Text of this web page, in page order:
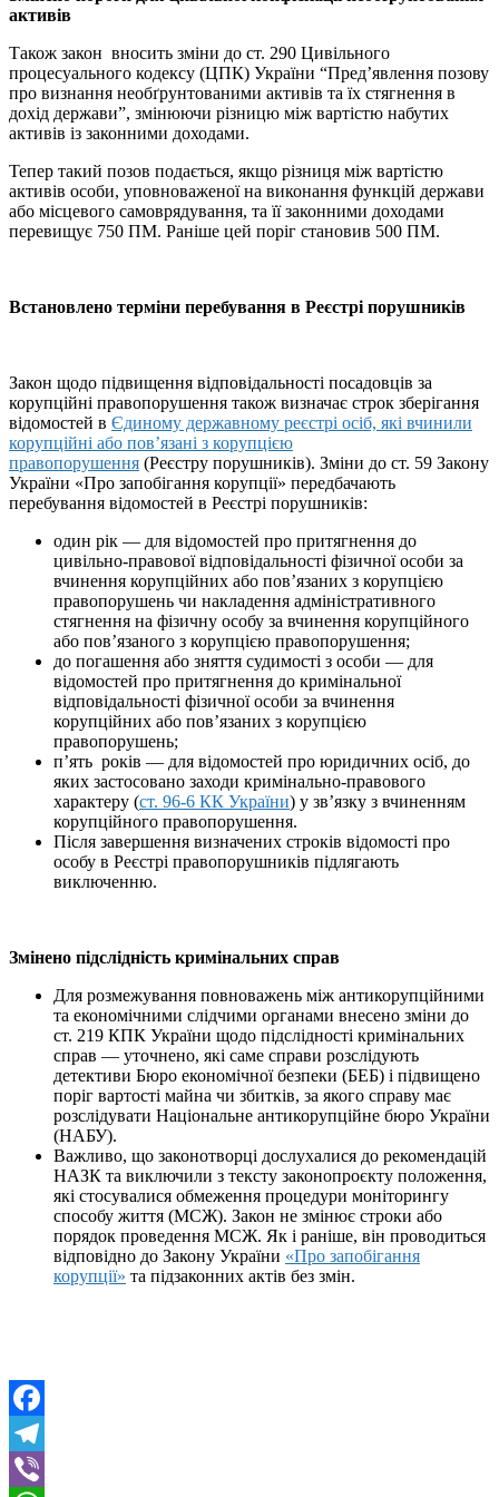
активів
Також закон вносить зміни до ст. 290 Цивільного
процесуального кодексу (ЦПК) України “Пред’явлення позову
про визнання необґрунтованими активів та їх стягнення в
дохід держави”, змінюючи різницю між вартістю набутих
активів із законними доходами.
Тепер такий позов подається, якщо різниця між вартістю
активів особи, уповноваженої на виконання функцій держави
або місцевого самоврядування, та її законними доходами
перевищує 750 ПМ. Раніше цей поріг становив 500 ПМ.
Встановлено терміни перебування в Реєстрі порушників
Закон щодо підвищення відповідальності посадовців за
корупційні правопорушення також визначає строк зберігання
відомостей в Єдиному державному реєстрі осіб, які вчинили
корупційні або пов’язані з корупцією
правопорушення (Реєстру порушників). Зміни до ст. 59 Закону
України «Про запобігання корупції» передбачають
перебування відомостей в Реєстрі порушників:
один рік — для відомостей про притягнення до
цивільно-правової відповідальності фізичної особи за
вчинення корупційних або пов’язаних з корупцією
правопорушень чи накладення адміністративного
стягнення на фізичну особу за вчинення корупційного
або пов’язаного з корупцією правопорушення;
до погашення або зняття судимості з особи — для
відомостей про притягнення до кримінальної
відповідальності фізичної особи за вчинення
корупційних або пов’язаних з корупцією
правопорушень;
п’ять років — для відомостей про юридичних осіб, до
яких застосовано заходи кримінально-правового
характеру (ст. 96-6 КК України) у зв’язку з вчиненням
корупційного правопорушення.
Після завершення визначених строків відомості про
особу в Реєстрі правопорушників підлягають
виключенню.
Змінено підслідність кримінальних справ
Для розмежування повноважень між антикорупційними
та економічними слідчими органами внесено зміни до
ст. 219 КПК України щодо підслідності кримінальних
справ — уточнено, які саме справи розслідують
детективи Бюро економічної безпеки (БЕБ) і підвищено
поріг вартості майна чи збитків, за якого справу має
розслідувати Національне антикорупційне бюро України
(НАБУ).
Важливо, що законотворці дослухалися до рекомендацій
НАЗК та виключили з тексту законопроєкту положення,
які стосувалися обмеження процедури моніторингу
способу життя (МСЖ). Закон не змінює строки або
порядок проведення МСЖ. Як і раніше, він проводиться
відповідно до Закону України «Про запобігання
корупції» та підзаконних актів без змін.
Facebook
Telegram